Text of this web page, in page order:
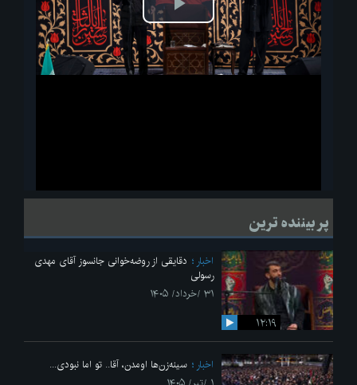
پخش
ویدیو
لحظاتی از قرائت زیارت اربعین امام حسین(ع) در مراسم عزاداری هیئات
پر بیننده ترین
۱۲:۱۹
اخبار
دقایقی از روضه‌خوانی جانسوز آقای مهدی
رسولی
۳۱ /خرداد/ ۱۴۰۵
اخبار
سینه‌زن‌ها اومدن،‌ آقا.. تو اما نبودی...